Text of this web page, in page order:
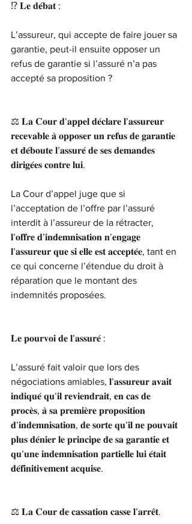
⁉️ 𝐋𝐞 𝐝𝐞́𝐛𝐚𝐭 :
L’assureur, qui accepte de faire jouer sa
garantie, peut-il ensuite opposer un
refus de garantie si l’assuré n’a pas
accepté sa proposition ?
⚖️ 𝐋𝐚 𝐂𝐨𝐮𝐫 𝐝’𝐚𝐩𝐩𝐞𝐥 𝐝𝐞́𝐜𝐥𝐚𝐫𝐞 𝐥’𝐚𝐬𝐬𝐮𝐫𝐞𝐮𝐫
𝐫𝐞𝐜𝐞𝐯𝐚𝐛𝐥𝐞 𝐚̀ 𝐨𝐩𝐩𝐨𝐬𝐞𝐫 𝐮𝐧 𝐫𝐞𝐟𝐮𝐬 𝐝𝐞 𝐠𝐚𝐫𝐚𝐧𝐭𝐢𝐞
𝐞𝐭 𝐝𝐞́𝐛𝐨𝐮𝐭𝐞 𝐥’𝐚𝐬𝐬𝐮𝐫𝐞́ 𝐝𝐞 𝐬𝐞𝐬 𝐝𝐞𝐦𝐚𝐧𝐝𝐞𝐬
𝐝𝐢𝐫𝐢𝐠𝐞́𝐞𝐬 𝐜𝐨𝐧𝐭𝐫𝐞 𝐥𝐮𝐢.
La Cour d’appel juge que si
l’acceptation de l’offre par l’assuré
interdit à l’assureur de la rétracter,
𝐥’𝐨𝐟𝐟𝐫𝐞 𝐝’𝐢𝐧𝐝𝐞𝐦𝐧𝐢𝐬𝐚𝐭𝐢𝐨𝐧 𝐧’𝐞𝐧𝐠𝐚𝐠𝐞
𝐥’𝐚𝐬𝐬𝐮𝐫𝐞𝐮𝐫 𝐪𝐮𝐞 𝐬𝐢 𝐞𝐥𝐥𝐞 𝐞𝐬𝐭 𝐚𝐜𝐜𝐞𝐩𝐭𝐞́𝐞, tant en
ce qui concerne l’étendue du droit à
réparation que le montant des
indemnités proposées.
𝐋𝐞 𝐩𝐨𝐮𝐫𝐯𝐨𝐢 𝐝𝐞 𝐥’𝐚𝐬𝐬𝐮𝐫𝐞́ :
L’assuré fait valoir que lors des
négociations amiables, 𝐥’𝐚𝐬𝐬𝐮𝐫𝐞𝐮𝐫 𝐚𝐯𝐚𝐢𝐭
𝐢𝐧𝐝𝐢𝐪𝐮𝐞́ 𝐪𝐮’𝐢𝐥 𝐫𝐞𝐯𝐢𝐞𝐧𝐝𝐫𝐚𝐢𝐭, 𝐞𝐧 𝐜𝐚𝐬 𝐝𝐞
𝐩𝐫𝐨𝐜𝐞̀𝐬, 𝐚̀ 𝐬𝐚 𝐩𝐫𝐞𝐦𝐢𝐞̀𝐫𝐞 𝐩𝐫𝐨𝐩𝐨𝐬𝐢𝐭𝐢𝐨𝐧
𝐝’𝐢𝐧𝐝𝐞𝐦𝐧𝐢𝐬𝐚𝐭𝐢𝐨𝐧, 𝐝𝐞 𝐬𝐨𝐫𝐭𝐞 𝐪𝐮’𝐢𝐥 𝐧𝐞 𝐩𝐨𝐮𝐯𝐚𝐢𝐭
𝐩𝐥𝐮𝐬 𝐝𝐞́𝐧𝐢𝐞𝐫 𝐥𝐞 𝐩𝐫𝐢𝐧𝐜𝐢𝐩𝐞 𝐝𝐞 𝐬𝐚 𝐠𝐚𝐫𝐚𝐧𝐭𝐢𝐞 𝐞𝐭
𝐪𝐮’𝐮𝐧𝐞 𝐢𝐧𝐝𝐞𝐦𝐧𝐢𝐬𝐚𝐭𝐢𝐨𝐧 𝐩𝐚𝐫𝐭𝐢𝐞𝐥𝐥𝐞 𝐥𝐮𝐢 𝐞́𝐭𝐚𝐢𝐭
𝐝𝐞́𝐟𝐢𝐧𝐢𝐭𝐢𝐯𝐞𝐦𝐞𝐧𝐭 𝐚𝐜𝐪𝐮𝐢𝐬𝐞.
⚖️ 𝐋𝐚 𝐂𝐨𝐮𝐫 𝐝𝐞 𝐜𝐚𝐬𝐬𝐚𝐭𝐢𝐨𝐧 𝐜𝐚𝐬𝐬𝐞 𝐥’𝐚𝐫𝐫𝐞̂𝐭.